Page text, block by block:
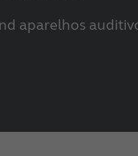
aparelhos